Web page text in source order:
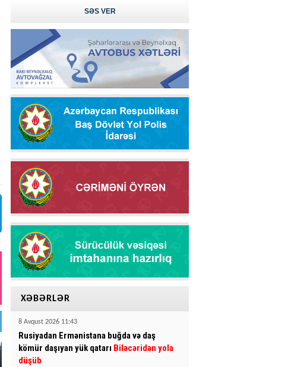
XƏBƏRLƏR
8 Avqust 2026 11:43
Rusiyadan Ermənistana buğda və daş
kömür daşıyan yük qatarı Biləcəridən yola
düşüb